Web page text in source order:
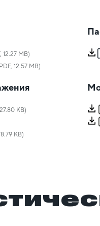
12.27 MB)
12.57 MB)
KB)
KB)